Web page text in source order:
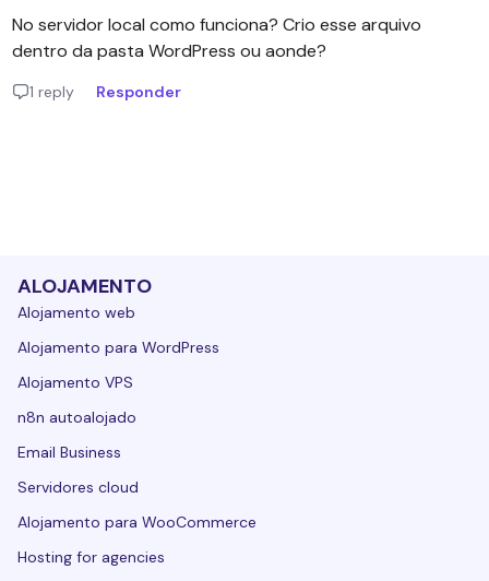
No servidor local como funciona? Crio esse arquivo
dentro da pasta WordPress ou aonde?
1 reply Responder
ALOJAMENTO
Alojamento web
Alojamento para WordPress
Alojamento VPS
n8n autoalojado
Email Business
Servidores cloud
Alojamento para WooCommerce
Hosting for agencies